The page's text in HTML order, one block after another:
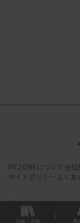
MTJ ONEについて会社
サイトポリシー よくあ
All documents,images
to JIHO,Inc.
Use of
企画・連載 製